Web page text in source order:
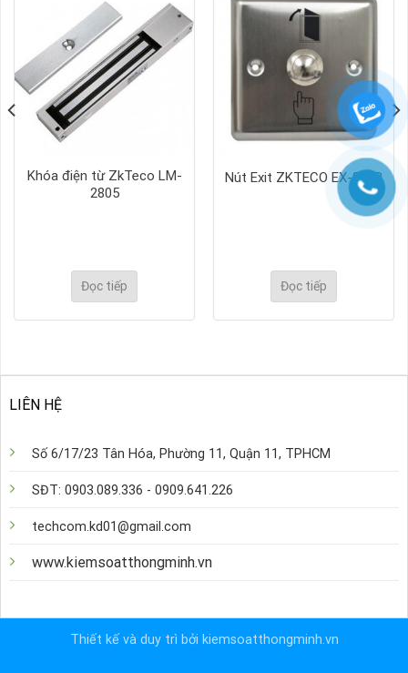
Khóa điện từ ZkTeco LM-
2805
Đọc tiếp
Nút Exit ZKTECO EX-801B
Đọc tiếp
LIÊN HỆ
Số 6/17/23 Tân Hóa, Phường 11, Quận 11, TPHCM
SĐT: 0903.089.336 - 0909.641.226
techcom.kd01@gmail.com
www.kiemsoatthongminh.vn
Thiết kế và duy trì bởi kiemsoatthongminh.vn